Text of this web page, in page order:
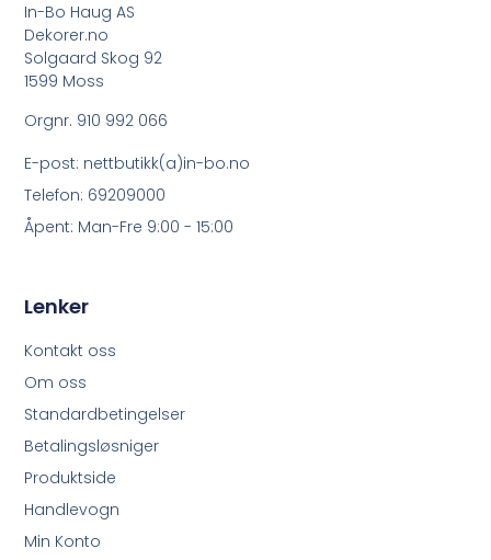
Lenker
Kontakt oss
Om oss
Standardbetingelser
Betalingsløsniger
Produktside
Handlevogn
Min Konto
In-Bo Haug AS
Dekorer.no
Solgaard Skog 92
1599 Moss
Orgnr. 910 992 066
E-post: nettbutikk(a)in-bo.no
Telefon: 69209000
Åpent: Man-Fre 9:00 - 15:00